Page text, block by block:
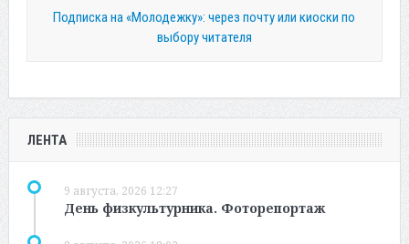
Подписка на «Молодежку»: через почту или киоски по
выбору читателя
ЛЕНТА
9 августа, 2026 12:27
День физкультурника. Фоторепортаж